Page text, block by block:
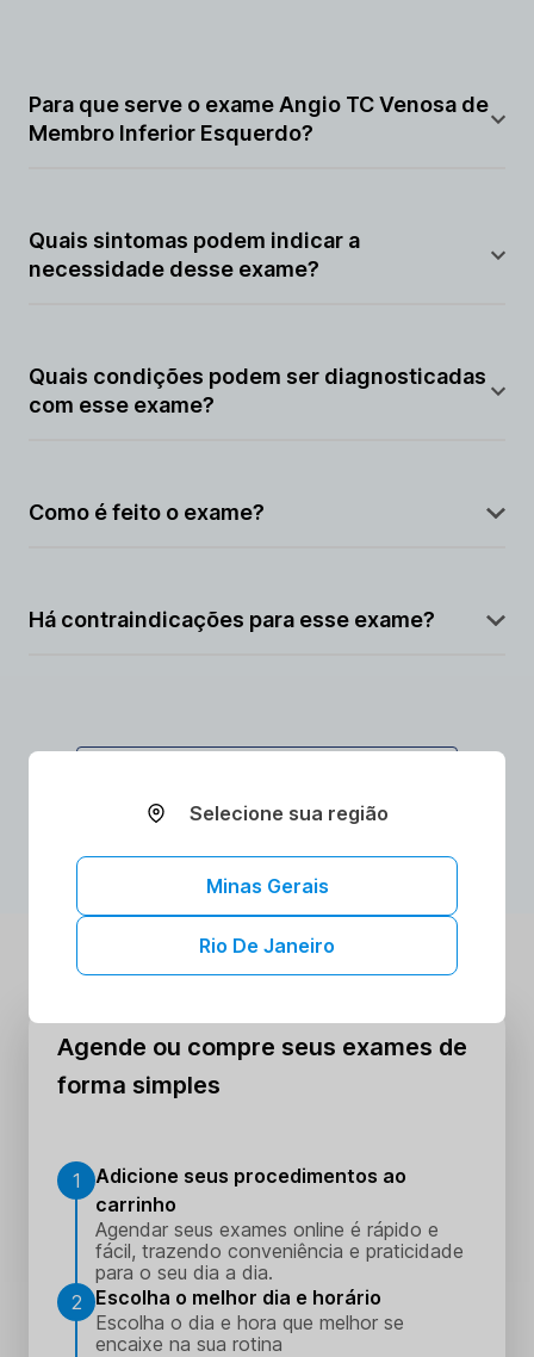
Para que serve o exame Angio TC Venosa de
Membro Inferior Esquerdo?
esquerda, como trombose.
Quais sintomas podem indicar a
necessidade desse exame?
Quais condições podem ser diagnosticadas
com esse exame?
crônica.
Como é feito o exame?
para analisar as veias da perna.
Há contraindicações para esse exame?
Agende ou compre seus exames de
forma simples
1
Adicione seus procedimentos ao
carrinho
Agendar seus exames online é rápido e
fácil, trazendo conveniência e praticidade
para o seu dia a dia.
2
Escolha o melhor dia e horário
Escolha o dia e hora que melhor se
encaixe na sua rotina
Selecione sua região
Minas Gerais
Rio De Janeiro